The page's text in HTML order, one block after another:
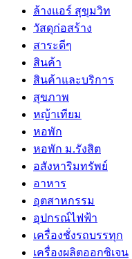
ล้างแอร์ สุขุมวิท
วัสดุก่อสร้าง
สาระดีๆ
สินค้า
สินค้าและบริการ
สุขภาพ
หญ้าเทียม
หอพัก
หอพัก ม.รังสิต
อสังหาริมทรัพย์
อาหาร
อุตสาหกรรม
อุปกรณ์ไฟฟ้า
เครื่องชั่งรถบรรทุก
เครื่องผลิตออกซิเจน